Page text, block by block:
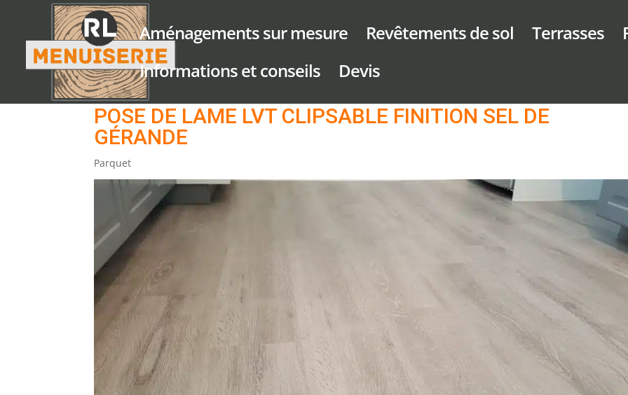
Aménagements sur mesure Revêtements de sol Terrasses
Informations et conseils
Devis
POSE DE LAME LVT CLIPSABLE FINITION SEL DE
GÉRANDE
Parquet